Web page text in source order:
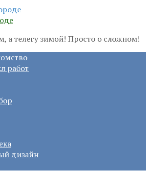
а телегу зимой! Просто о сложном!
работ
дизайн